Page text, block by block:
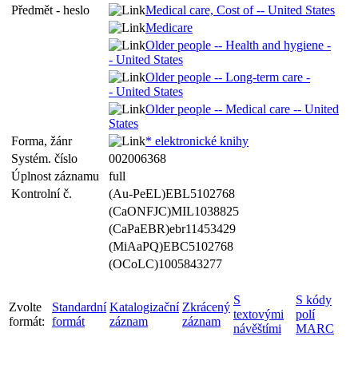
Předmět - heslo
Medical care, Cost of -- United States
Medicare
Older people -- Health and hygiene -
- United States
Older people -- Long-term care -
- United States
Older people -- Medical care -- United
States
Forma, žánr
* elektronické knihy
Systém. číslo
002006368
Úplnost záznamu
full
Kontrolní č.
(Au-PeEL)EBL5102768
(CaONFJC)MIL1038825
(CaPaEBR)ebr11453429
(MiAaPQ)EBC5102768
(OCoLC)1005843277
Zvolte
formát:
Standardní
formát
Katalogizační
záznam
Zkrácený
záznam
S
textovými
návěštími
S kódy
polí
MARC